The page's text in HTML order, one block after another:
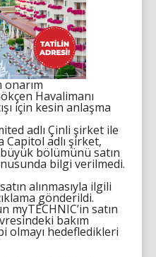
onarım
Havalimanı
için kesin anlaşma
adlı Çinli şirket ile
Capitol adlı şirket,
bölümünü satın
bilgi verilmedi.
alınmasıyla ilgili
gönderildi.
myTECHNIC’in satın
bakım
olmayı hedefledikleri